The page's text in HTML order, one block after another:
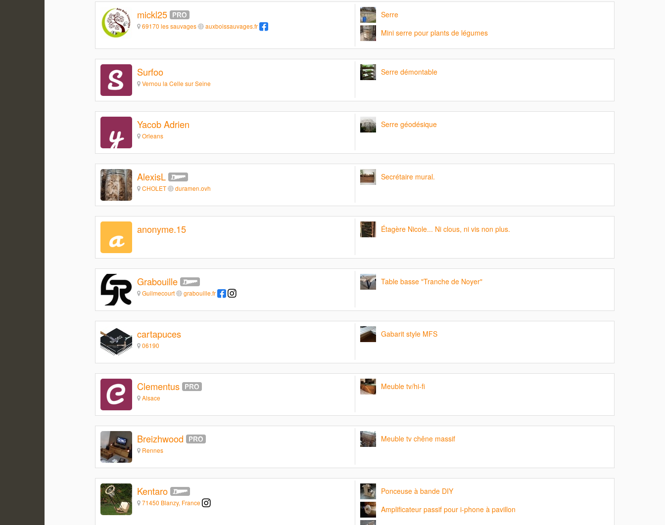
mickl25
69170 les sauvages auxboissauvages.fr
Serre
Mini serre pour plants de légumes
Surfoo
Vernou la Celle sur Seine
Serre démontable
Yacob Adrien
Orleans
Serre géodésique
AlexisL
CHOLET duramen.ovh
Secrétaire mural.
anonyme.15 Étagère Nicole... Ni clous, ni vis non plus.
Grabouille
Guilmecourt grabouille.fr
Table basse "Tranche de Noyer"
cartapuces
06190
Gabarit style MFS
Clementus
Alsace
Meuble tv/hi-fi
Breizhwood
Rennes
Meuble tv chêne massif
Kentaro
71450 Blanzy, France
Ponceuse à bande DIY
Amplificateur passif pour i-phone à pavillon